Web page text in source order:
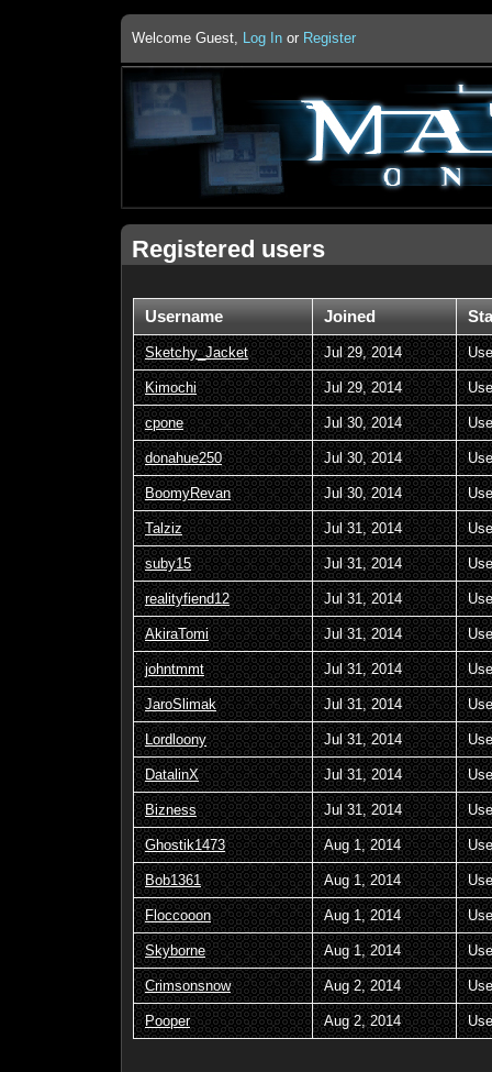
Welcome Guest, Log In or Register
Registered users
Username Joined
Sketchy_Jacket Jul 29, 2014
Kimochi Jul 29, 2014
cpone Jul 30, 2014
donahue250 Jul 30, 2014
BoomyRevan Jul 30, 2014
Talziz Jul 31, 2014
suby15 Jul 31, 2014
realityfiend12 Jul 31, 2014
AkiraTomi Jul 31, 2014
johntmmt Jul 31, 2014
JaroSlimak Jul 31, 2014
Lordloony Jul 31, 2014
DatalinX Jul 31, 2014
Bizness Jul 31, 2014
Ghostik1473 Aug 1, 2014
Bob1361 Aug 1, 2014
Floccooon Aug 1, 2014
Skyborne Aug 1, 2014
Crimsonsnow Aug 2, 2014
Pooper Aug 2, 2014